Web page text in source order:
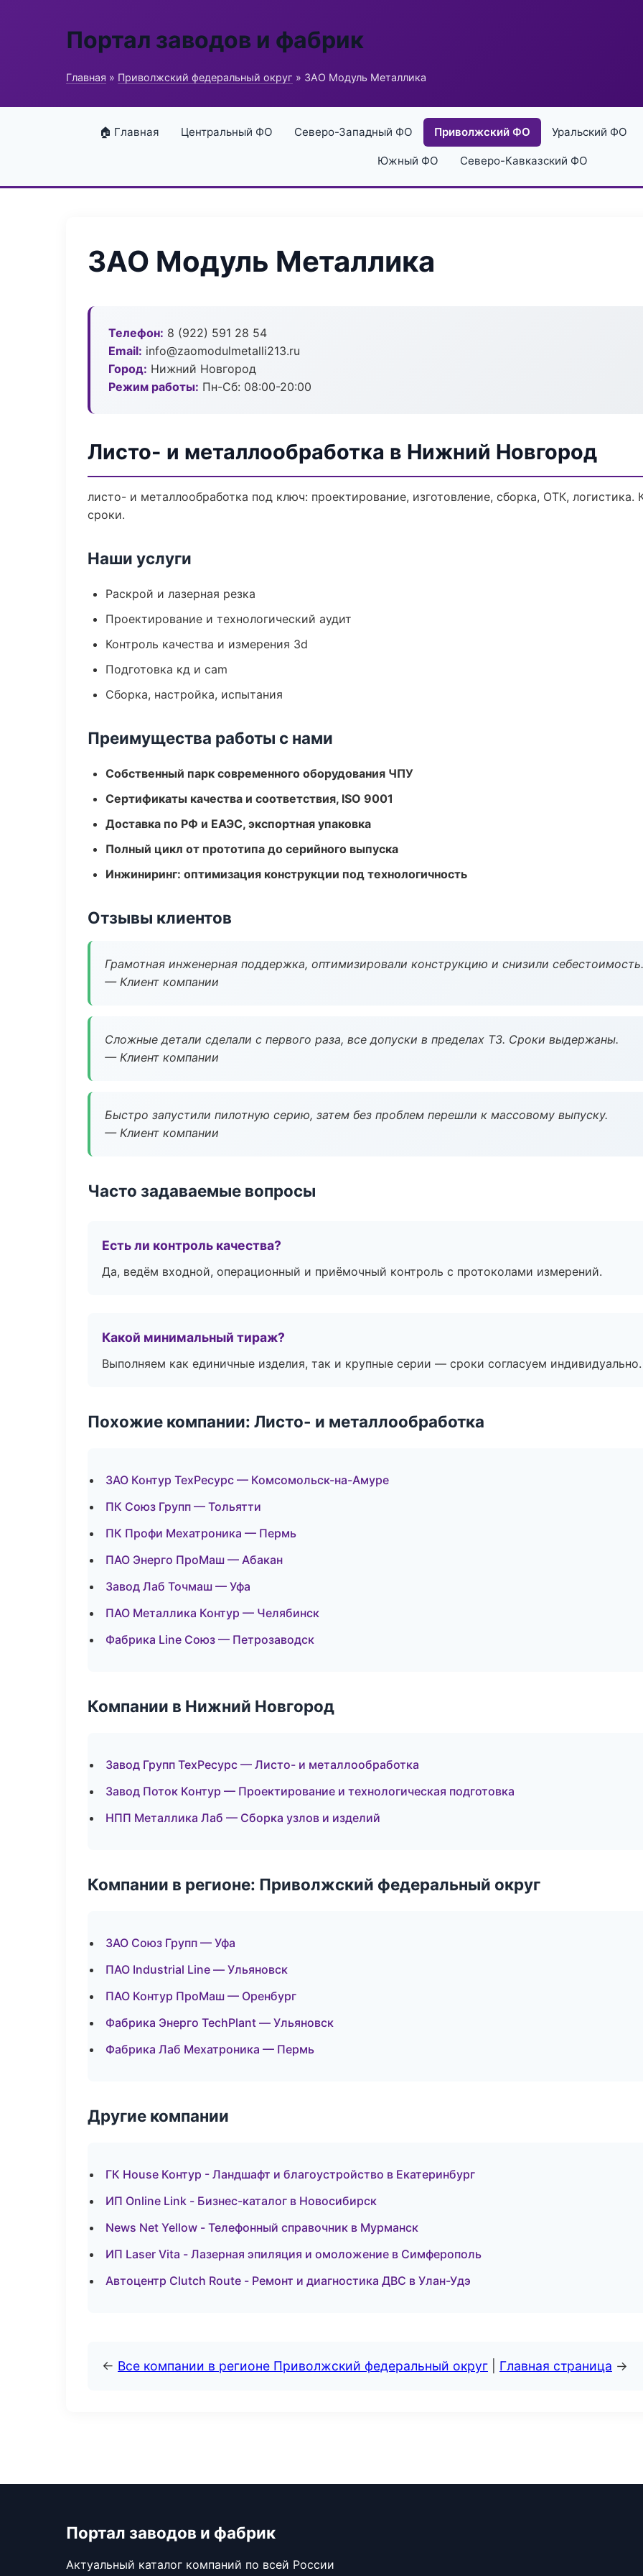
Портал заводов и фабрик
Главная » Приволжский федеральный округ » ЗАО Модуль Металлика
🏠 Главная Центральный ФО Северо-Западный ФО Приволжский ФО Уральский ФО
Южный ФО Северо-Кавказский ФО
ЗАО Модуль Металлика
Телефон: 8 (922) 591 28 54
Email: info@zaomodulmetalli213.ru
Город: Нижний Новгород
Режим работы: Пн-Сб: 08:00-20:00
Листо- и металлообработка в Нижний Новгород
листо- и металлообработка под ключ: проектирование, изготовление, сборка, ОТК,
сроки.
Наши услуги
Раскрой и лазерная резка
Проектирование и технологический аудит
Контроль качества и измерения 3d
Подготовка кд и cam
Сборка, настройка, испытания
Преимущества работы с нами
Собственный парк современного оборудования ЧПУ
Сертификаты качества и соответствия, ISO 9001
Доставка по РФ и ЕАЭС, экспортная упаковка
Полный цикл от прототипа до серийного выпуска
Инжиниринг: оптимизация конструкции под технологичность
Отзывы клиентов
Грамотная инженерная поддержка, оптимизировали конструкцию и снизили себестоимость.
— Клиент компании
Сложные детали сделали с первого раза, все допуски в пределах ТЗ. Сроки выдержаны.
— Клиент компании
Быстро запустили пилотную серию, затем без проблем перешли к массовому выпуску.
— Клиент компании
Часто задаваемые вопросы
Есть ли контроль качества?
Да, ведём входной, операционный и приёмочный контроль с протоколами измерений.
Какой минимальный тираж?
Выполняем как единичные изделия, так и крупные серии — сроки согласуем индивидуально.
Похожие компании: Листо- и металлообработка
ЗАО Контур ТехРесурс — Комсомольск-на-Амуре
ПК Союз Групп — Тольятти
ПК Профи Мехатроника — Пермь
ПАО Энерго ПроМаш — Абакан
Завод Лаб Точмаш — Уфа
ПАО Металлика Контур — Челябинск
Фабрика Line Союз — Петрозаводск
Компании в Нижний Новгород
Завод Групп ТехРесурс — Листо- и металлообработка
Завод Поток Контур — Проектирование и технологическая подготовка
НПП Металлика Лаб — Сборка узлов и изделий
Компании в регионе: Приволжский федеральный округ
ЗАО Союз Групп — Уфа
ПАО Industrial Line — Ульяновск
ПАО Контур ПроМаш — Оренбург
Фабрика Энерго TechPlant — Ульяновск
Фабрика Лаб Мехатроника — Пермь
Другие компании
ГК House Контур - Ландшафт и благоустройство в Екатеринбург
ИП Online Link - Бизнес-каталог в Новосибирск
News Net Yellow - Телефонный справочник в Мурманск
ИП Laser Vita - Лазерная эпиляция и омоложение в Симферополь
Автоцентр Clutch Route - Ремонт и диагностика ДВС в Улан-Удэ
← Все компании в регионе Приволжский федеральный округ Главная страница →
Портал заводов и фабрик
Актуальный каталог компаний по всей России